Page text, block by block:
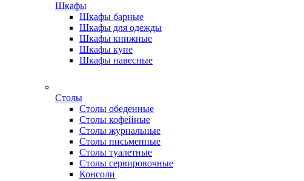
Шкафы
Шкафы барные
Шкафы для одежды
Шкафы книжные
Шкафы купе
Шкафы навесные
Столы
Столы обеденные
Столы кофейные
Столы журнальные
Столы письменные
Столы туалетные
Столы сервировочные
Консоли